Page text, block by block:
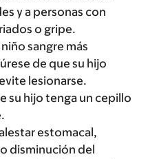
y a personas con
o gripe.
sangre más
de que su hijo
lesionarse.
su hijo tenga un cepillo
estomacal,
disminución del